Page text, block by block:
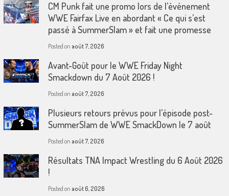
CM Punk fait une promo lors de l’événement
WWE Fairfax Live en abordant « Ce qui s’est
passé à SummerSlam » et fait une promesse
Posted on août 7, 2026
Avant-Goût pour le WWE Friday Night
Smackdown du 7 Août 2026 !
Posted on août 7, 2026
Plusieurs retours prévus pour l’épisode post-
SummerSlam de WWE SmackDown le 7 août
Posted on août 7, 2026
Résultats TNA Impact Wrestling du 6 Août 2026
!
Posted on août 6, 2026